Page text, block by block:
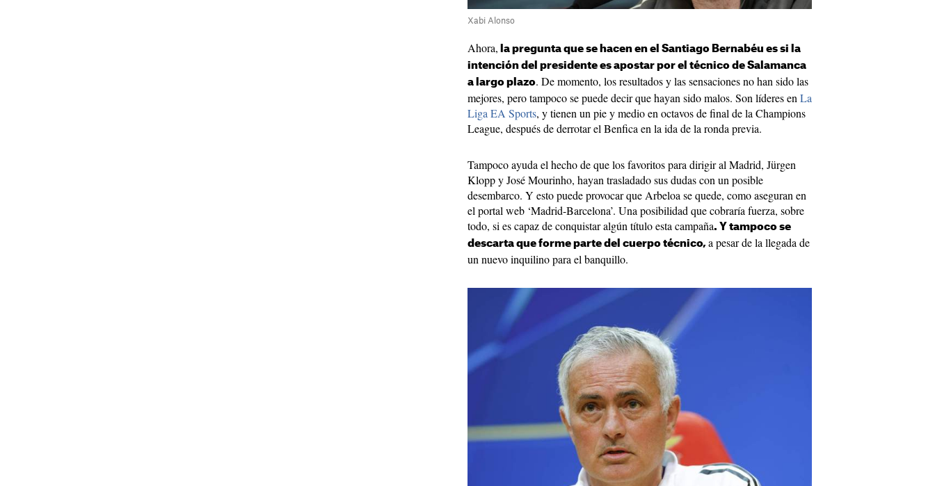
Xabi Alonso
Ahora, la pregunta que se hacen en el Santiago Bernabéu es si la
intención del presidente es apostar por el técnico de Salamanca
a largo plazo. De momento, los resultados y las sensaciones no han sido las
mejores, pero tampoco se puede decir que hayan sido malos. Son líderes en La
Liga EA Sports, y tienen un pie y medio en octavos de final de la Champions
League, después de derrotar el Benfica en la ida de la ronda previa.
Tampoco ayuda el hecho de que los favoritos para dirigir al Madrid, Jürgen
Klopp y José Mourinho, hayan trasladado sus dudas con un posible
desembarco. Y esto puede provocar que Arbeloa se quede, como aseguran en
el portal web ‘Madrid-Barcelona’. Una posibilidad que cobraría fuerza, sobre
todo, si es capaz de conquistar algún título esta campaña. Y tampoco se
descarta que forme parte del cuerpo técnico, a pesar de la llegada de
un nuevo inquilino para el banquillo.